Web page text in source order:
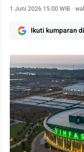
1 Juni 2026 15:00 WIB ·
Ikuti kumparan